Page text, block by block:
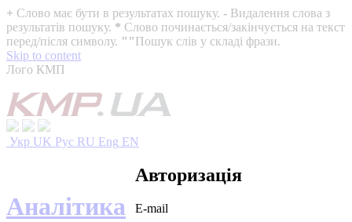
+ Слово має бути в результатах пошуку. - Видалення слова з
результатів пошуку. * Слово починається/закінчується на текст
перед/після символу. ""Пошук слів у складі фрази.
Skip to content
Лого КМП
Укр UK Рус RU Eng EN
Авторизація
E-mail
Аналітика